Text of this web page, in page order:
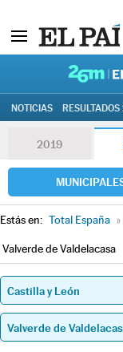
NOTICIAS
2019
Estás en: Total España »
Valverde de Valdelacasa